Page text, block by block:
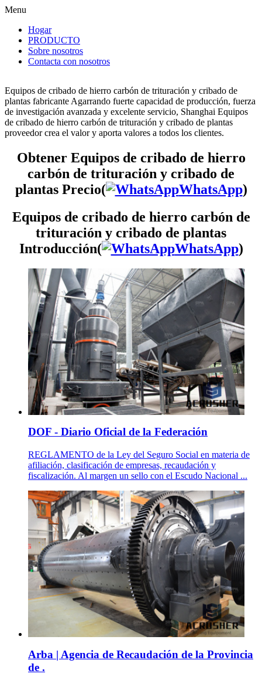
Menu
Hogar
PRODUCTO
Sobre nosotros
Contacta con nosotros
Equipos de cribado de hierro carbón de trituración y cribado de
plantas fabricante Agarrando fuerte capacidad de producción, fuerza
de investigación avanzada y excelente servicio, Shanghai Equipos
de cribado de hierro carbón de trituración y cribado de plantas
proveedor crea el valor y aporta valores a todos los clientes.
Obtener Equipos de cribado de hierro
carbón de trituración y cribado de
plantas Precio(
WhatsApp)
Equipos de cribado de hierro carbón de
trituración y cribado de plantas
Introducción(
WhatsApp)
DOF - Diario Oficial de la Federación
REGLAMENTO de la Ley del Seguro Social en materia de
afiliación, clasificación de empresas, recaudación y
fiscalización. Al margen un sello con el Escudo Nacional ...
Arba | Agencia de Recaudación de la Provincia
de .